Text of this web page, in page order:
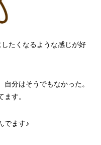
たくなるような感じが好
分はそうでもなかった。
す。
でます♪